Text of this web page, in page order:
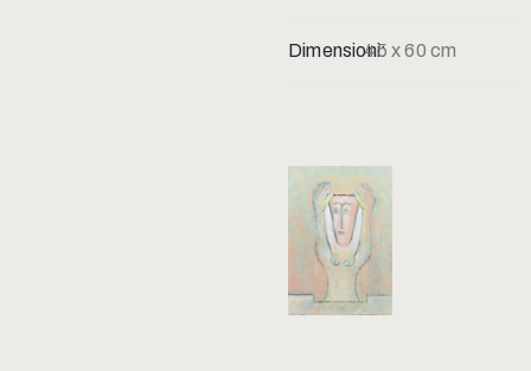
Dimensioni:45 x 60 cm